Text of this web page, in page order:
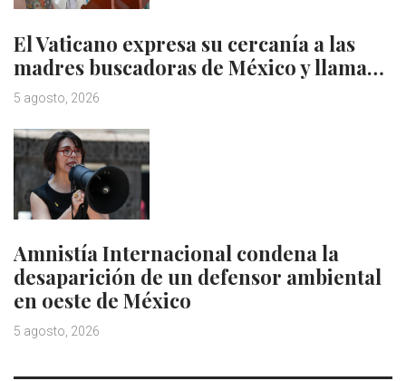
El Vaticano expresa su cercanía a las
madres buscadoras de México y llama…
5 agosto, 2026
Amnistía Internacional condena la
desaparición de un defensor ambiental
en oeste de México
5 agosto, 2026